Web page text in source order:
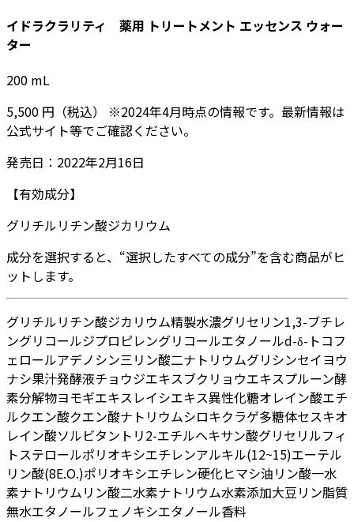
イドラクラリティ 薬用 トリートメント エッセンス ウォー
ター
200 mL
5,500 円 （税込） ※2024年4月時点の情報です。最新情報は
公式サイト等でご確認ください。
発売日： 2022年2月16日
【有効成分】
グリチルリチン酸ジカリウム
成分を選択すると、“選択したすべての成分”を含む商品がヒ
ットします。
グリチルリチン酸ジカリウム精製水濃グリセリン1,3-ブチレ
ングリコールジプロピレングリコールエタノールd-δ-トコフ
ェロールアデノシン三リン酸二ナトリウムグリシンセイヨウ
ナシ果汁発酵液チョウジエキスブクリョウエキスプルーン酵
素分解物ヨモギエキスレイシエキス異性化糖オレイン酸エチ
ルクエン酸クエン酸ナトリウムシロキクラゲ多糖体セスキオ
レイン酸ソルビタン トリ2-エチルヘキサン酸グリセリルフィ
トステロールポリオキシエチレンアルキル(12~15)エーテル
リン酸(8E.O.)ポリオキシエチレン硬化ヒマシ油リン酸一水
素ナトリウムリン酸二水素ナトリウム水素添加大豆リン脂質
無水エタノールフェノキシエタノール香料